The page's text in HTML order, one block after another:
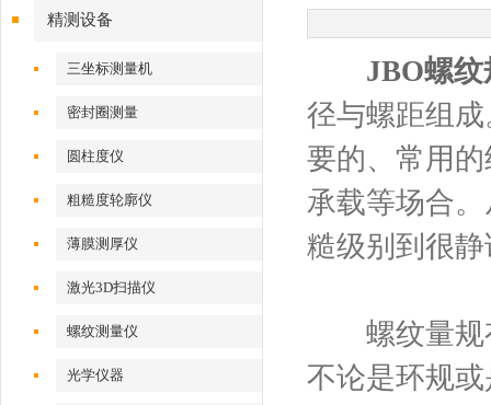
精测设备
三坐标测量机
密封圈测量
圆柱度仪
粗糙度轮廓仪
薄膜测厚仪
激光3D扫描仪
螺纹测量仪
光学仪器
JBO螺纹
径与螺距组
要的、常用
承载等场合
糙级别到很
螺纹量规有
不论是环规